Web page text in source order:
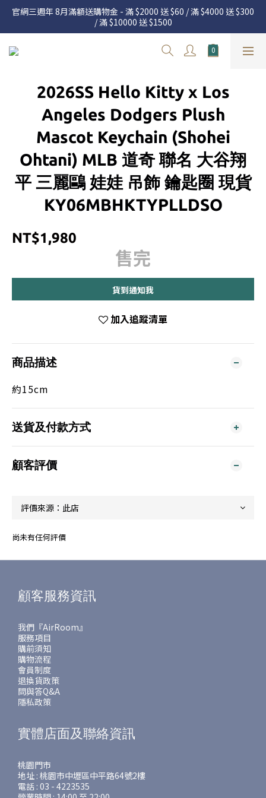
官網三週年 8月滿額送購物金 - 滿 $2000 送 $60 / 滿 $4000 送 $300
/ 滿 $10000 送 $1500
官網三週年 8月滿額送購物金 - 滿 $2000 送 $60 / 滿 $4000 送 $300
/ 滿 $10000 送 $1500
7.22 – 8.13 日本連線中，絕對讓你買到爆
度請詳閱公告
官網三週年 8月滿額送購物金 - 滿 $2000 送 $60 / 滿 $4000 送 $300
/ 滿 $10000 送 $1500
2026SS Hello Kitty x Los
Angeles Dodgers Plush
Mascot Keychain (Shohei
Ohtani) MLB 道奇 聯名 大谷翔
平 三麗鷗 娃娃 吊飾 鑰匙圈 現貨
KY06MBHKTYPLLDSO
NT$1,980
售完
貨到通知我
加入追蹤清單
商品描述
約15cm
送貨及付款方式
顧客評價
尚未有任何評價
顧客服務資訊
我們『AirRoom』
服務項目
購前須知
購物流程
會員制度
退換貨政策
問與答Q&A
隱私政策
實體店面及聯絡資訊
桃園門市
地址 : 桃園市中壢區中平路64號2樓
電話 : 03 - 4223535